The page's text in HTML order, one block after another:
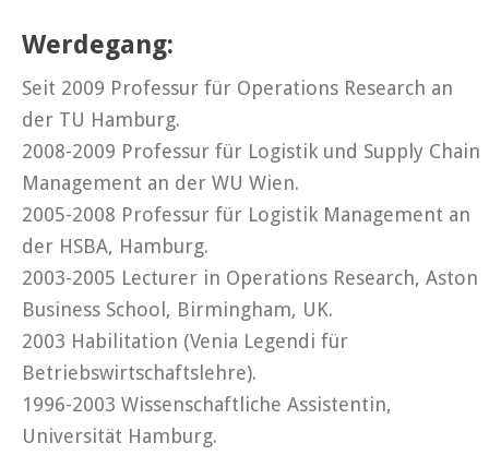
Werdegang:
Seit 2009 Professur für Operations Research an
der TU Hamburg.
2008-2009 Professur für Logistik und Supply Chain
Management an der WU Wien.
2005-2008 Professur für Logistik Management an
der HSBA, Hamburg.
2003-2005 Lecturer in Operations Research, Aston
Business School, Birmingham, UK.
2003 Habilitation (Venia Legendi für
Betriebswirtschaftslehre).
1996-2003 Wissenschaftliche Assistentin,
Universität Hamburg.